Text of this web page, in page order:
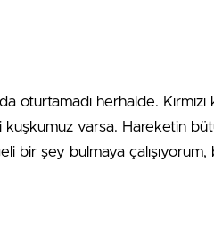
oturtamadı herhalde. Kırmızı
kuşkumuz varsa. Hareketin
bir şey bulmaya çalışıyorum,